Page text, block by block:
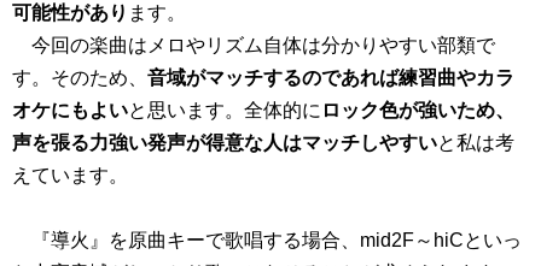
可能性があり ます。
今回の楽曲はメロやリズム自体は分かりやすい部類で
す。そのため、 音域がマッチするのであれば練習曲やカラ
オケにもよいと思います。全体的に ロック色が強いため、
声を張る力強い発声が得意な人はマッチしやすいと私は考
えています。
『導火』を原曲キーで歌唱する場合、mid2F～hiCといっ